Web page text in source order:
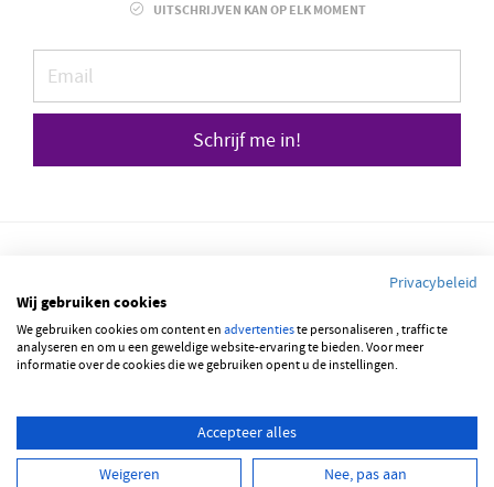
UITSCHRIJVEN KAN OP ELK MOMENT
Schrijf me in!
© 2026 JOBBSQUARE
NEDERLANDS FRANÇAIS
Privacybeleid
Wij gebruiken cookies
We gebruiken cookies om content en advertentieste personaliseren , traffic te
analyseren en om u een geweldige website-ervaring te bieden. Voor meer
informatie over de cookies die we gebruiken opent u de instellingen.
Accepteer alles
Weigeren Nee, pas aan